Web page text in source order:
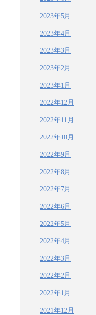
2023年5月
2023年4月
2023年3月
2023年2月
2023年1月
2022年12月
2022年11月
2022年10月
2022年9月
2022年8月
2022年7月
2022年6月
2022年5月
2022年4月
2022年3月
2022年2月
2022年1月
2021年12月